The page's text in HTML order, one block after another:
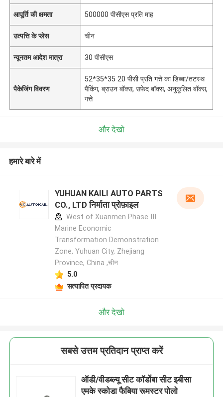
आपूर्ति की क्षमता 500000 पीसीएस प्रति माह
उत्पत्ति के प्लेस चीन
न्यूनतम आदेश मात्रा 30 पीसीएस
पैकेजिंग विवरण
52*35*35 20 पीसी प्रति गत्ते का डिब्बा/तटस्थ
पैकिंग, ब्राउन बॉक्स, सफेद बॉक्स, अनुकूलित बॉक्स,
गत्ते
और देखो
हमारे बारे में
YUHUAN KAILI AUTO PARTS
CO., LTD निर्माता प्रोफ़ाइल
West of Xuanmen Phase III
Marine Economic
Transformation Demonstration
Zone, Yuhuan City, Zhejiang
Province, China ,चीन
5.0
सत्यापित प्रदायक
और देखो
सबसे उत्तम प्रतिदान प्राप्त करें
ऑडी/वीडब्ल्यू सीट कॉर्डोबा सीट इबीसा
एमके स्कोडा फैबिया रूमस्टर पोलो